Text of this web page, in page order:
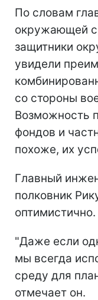
По словам
окружающей
защитники
увидели
со стороны
Возможность
фондов и
похоже, их
Главный
полковник
оптимистично.
"Даже если
мы всегда
среду для
отмечает он.